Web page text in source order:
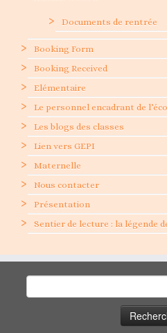
Documents de rentrée
Booking Form
Booking Received
Elémentaire
Le personnel encadrant de
Les blogs des classes
Lien vers GEPI
Maternelle
Nous contacter
Présentation
Sentier de lecture : la légende